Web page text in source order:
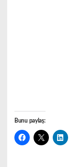
Bunu paylaş: